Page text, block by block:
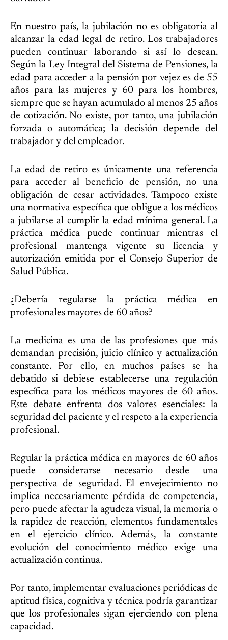
En nuestro país, la jubilación no es obligatoria al
alcanzar la edad legal de retiro. Los trabajadores
pueden continuar laborando si así lo desean.
Según la Ley Integral del Sistema de Pensiones, la
edad para acceder a la pensión por vejez es de 55
años para las mujeres y 60 para los hombres,
siempre que se hayan acumulado al menos 25 años
de cotización. No existe, por tanto, una jubilación
forzada o automática; la decisión depende del
trabajador y del empleador.
La edad de retiro es únicamente una referencia
para acceder al beneficio de pensión, no una
obligación de cesar actividades. Tampoco existe
una normativa específica que obligue a los médicos
a jubilarse al cumplir la edad mínima general. La
práctica médica puede continuar mientras el
profesional mantenga vigente su licencia y
autorización emitida por el Consejo Superior de
Salud Pública.
¿Debería regularse la práctica médica en
profesionales mayores de 60 años?
La medicina es una de las profesiones que más
demandan precisión, juicio clínico y actualización
constante. Por ello, en muchos países se ha
debatido si debiese establecerse una regulación
específica para los médicos mayores de 60 años.
Este debate enfrenta dos valores esenciales: la
seguridad del paciente y el respeto a la experiencia
profesional.
Regular la práctica médica en mayores de 60 años
puede considerarse necesario desde una
perspectiva de seguridad. El envejecimiento no
implica necesariamente pérdida de competencia,
pero puede afectar la agudeza visual, la memoria o
la rapidez de reacción, elementos fundamentales
en el ejercicio clínico. Además, la constante
evolución del conocimiento médico exige una
actualización continua.
Por tanto, implementar evaluaciones periódicas de
aptitud física, cognitiva y técnica podría garantizar
que los profesionales sigan ejerciendo con plena
capacidad.